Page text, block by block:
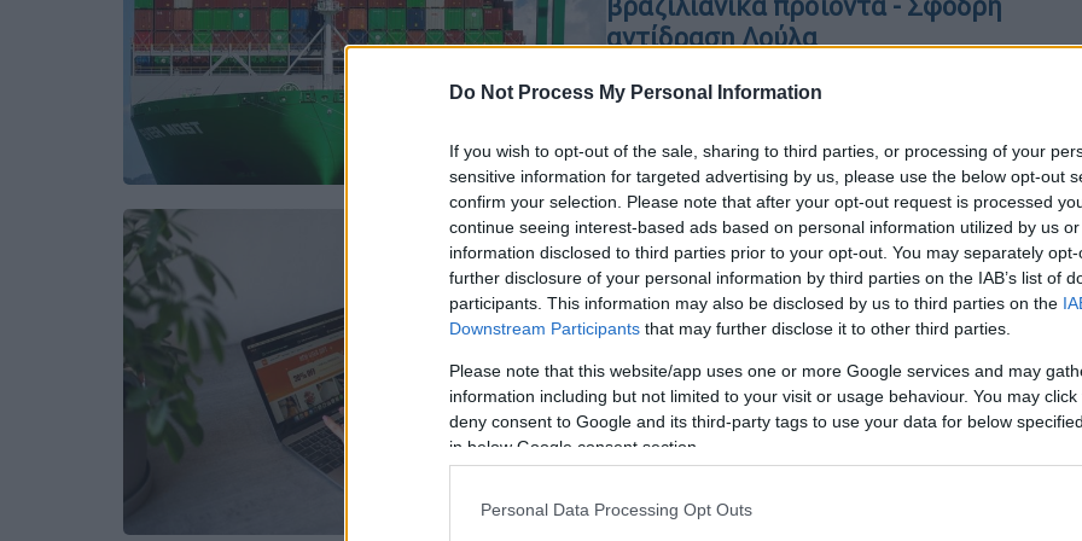
Do Not Process My Personal Information
If you wish to opt-out of the sale, sharing to third parties, or processing of your
sensitive information for targeted advertising by us, please use the below opt-out
confirm your selection. Please note that after your opt-out request is processed
continue seeing interest-based ads based on personal information utilized by us
information disclosed to third parties prior to your opt-out. You may separately
further disclosure of your personal information by third parties on the IAB’s list of
participants. This information may also be disclosed by us to third parties on the
Downstream Participants that may further disclose it to other third parties.
Please note that this website/app uses one or more Google services and may
information including but not limited to your visit or usage behaviour. You may
deny consent to Google and its third-party tags to use your data for below
in below Google consent section.
Personal Data Processing Opt Outs
αντίδραση Λούλα
«Θα απαντήσουμε με μέτρα»
Οικονομία|30.06.2026 13:40
«Δεν αρκούν τα μέτρα»: Γιατί το
«χαράτσι» των 3 ευρώ δεν θα
ανακόψει τους κολοσσούς Τemu
και Shein - Οι χαμηλές τιμές θα
«νικήσουν»
Τα τέλη στα δέματα δεν θα αλλάξουν
σημαντικά τη συμπεριφορά των
τον ΕΣΑ, έχει κυρίως εισπρακτικό